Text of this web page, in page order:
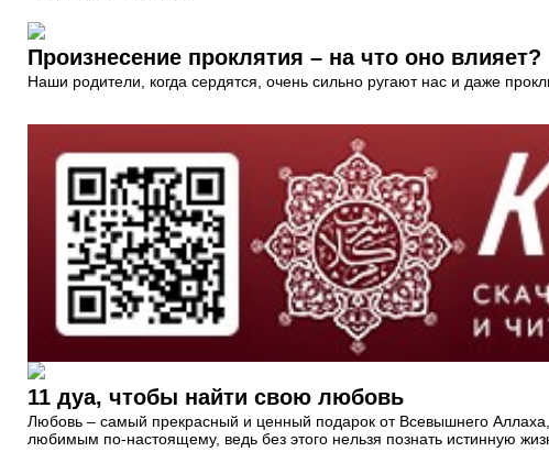
Произнесение проклятия – на что оно влияет?
Наши родители, когда сердятся, очень сильно ругают нас и даже
11 дуа, чтобы найти свою любовь
Любовь – самый прекрасный и ценный подарок от Всевышнего
любимым по-настоящему, ведь без этого нельзя познать истинную